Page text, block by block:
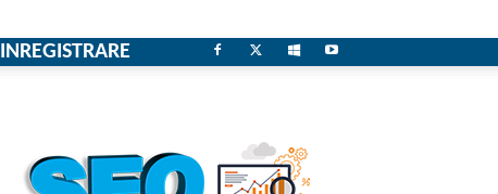
INREGISTRARE